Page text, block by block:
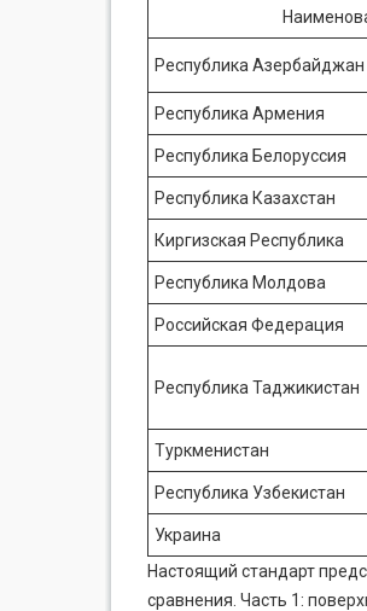
Республика Азербайджан
Республика Армения
Республика Белоруссия
Республика Казахстан
Киргизская Республика
Республика Молдова
Российская Федерация
Республика Таджикистан
Туркменистан
Республика Узбекистан
Украина
Настоящий стандарт
сравнения. Часть 1: